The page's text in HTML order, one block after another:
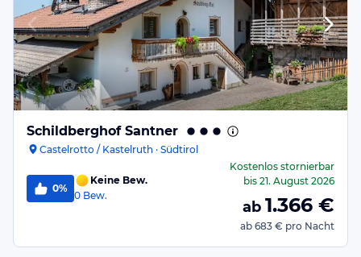
Schildberghof Santner
Castelrotto / Kastelruth · Südtirol
0%
Keine Bew.
0 Bew.
Kostenlos stornierbar
bis 21. August 2026
ab 1.366 €
ab 683 € pro Nacht